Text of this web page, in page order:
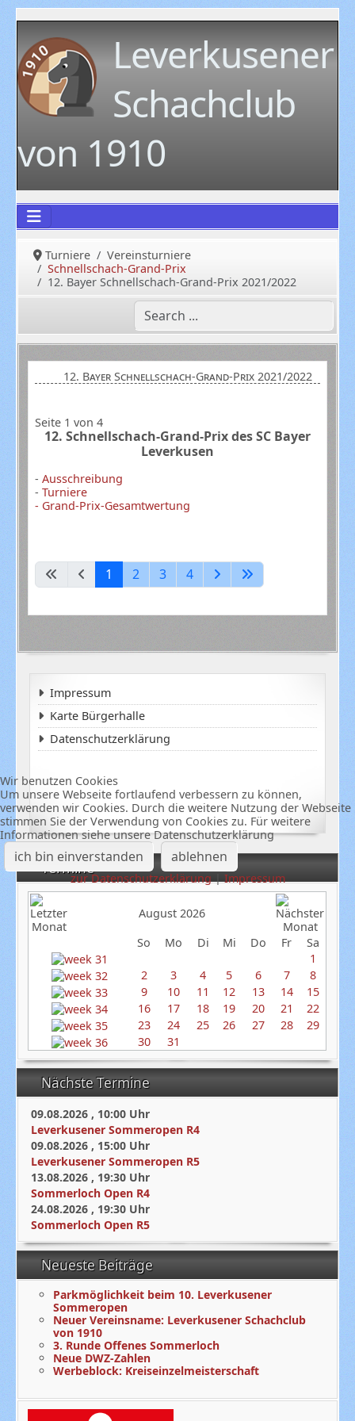
Leverkusener
Schachclub
von 1910
Turniere
Vereinsturniere
Schnellschach-Grand-Prix
12. Bayer Schnellschach-Grand-Prix 2021/2022
Termine
August 2026
So
Mo Di Mi Do Fr
Sa
1
2
3 4 5 6 7
8
9
10 11 12 13 14
15
16
17 18 19 20 21
22
23
24 25 26 27 28
29
30
31
Nächste Termine
09.08.2026 , 10:00 Uhr
Leverkusener Sommeropen R4
09.08.2026 , 15:00 Uhr
Leverkusener Sommeropen R5
13.08.2026 , 19:30 Uhr
Sommerloch Open R4
24.08.2026 , 19:30 Uhr
Sommerloch Open R5
Neueste Beiträge
Parkmöglichkeit beim 10. Leverkusener
Sommeropen
Neuer Vereinsname: Leverkusener Schachclub
von 1910
3. Runde Offenes Sommerloch
Neue DWZ-Zahlen
Werbeblock: Kreiseinzelmeisterschaft
12. Bayer Schnellschach-Grand-Prix 2021/2022
Seite 1 von 4
12. Schnellschach-Grand-Prix des SC Bayer
Leverkusen
- Ausschreibung
- Turniere
- Grand-Prix-Gesamtwertung
1 2 3 4
Impressum
Karte Bürgerhalle
Datenschutzerklärung
Wir benutzen Cookies
Um unsere Webseite fortlaufend verbessern zu können,
verwenden wir Cookies. Durch die weitere Nutzung der Webseite
stimmen Sie der Verwendung von Cookies zu. Für weitere
Informationen siehe unsere Datenschutzerklärung
ich bin einverstanden ablehnen
zur Datenschutzerklärung|Impressum